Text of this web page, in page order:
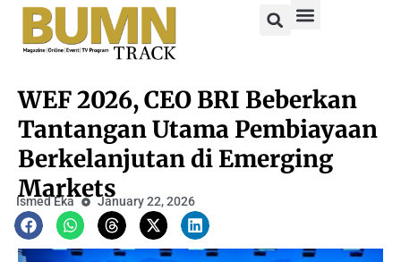
WEF 2026, CEO BRI Beberkan
Tantangan Utama Pembiayaan
Berkelanjutan di Emerging
Markets
Ismed Eka January 22, 2026